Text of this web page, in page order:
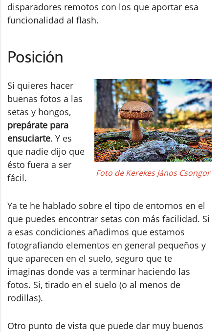
disparadores remotos con los que aportar esa
funcionalidad al flash.
Posición
Foto de Kerekes János Csongor
Si quieres hacer
buenas fotos a las
setas y hongos,
prepárate para
ensuciarte. Y es
que nadie dijo que
ésto fuera a ser
fácil.
Ya te he hablado sobre el tipo de entornos en el
que puedes encontrar setas con más facilidad. Si
a esas condiciones añadimos que estamos
fotografiando elementos en general pequeños y
que aparecen en el suelo, seguro que te
imaginas donde vas a terminar haciendo las
fotos. Si, tirado en el suelo (o al menos de
rodillas).
Otro punto de vista que puede dar muy buenos